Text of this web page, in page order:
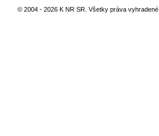
© 2004 - 2026 K NR SR. Všetky práva vyhradené.